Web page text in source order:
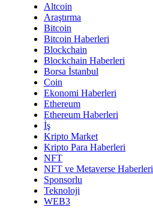
Altcoin
Araştırma
Bitcoin
Bitcoin Haberleri
Blockchain
Blockchain Haberleri
Borsa İstanbul
Coin
Ekonomi Haberleri
Ethereum
Ethereum Haberleri
İş
Kripto Market
Kripto Para Haberleri
NFT
NFT ve Metaverse Haberleri
Sponsorlu
Teknoloji
WEB3